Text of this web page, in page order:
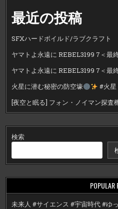
最近の投稿
SFXハードボイルド/ラブクラフト
ヤマトよ永遠に REBEL3199 7＜最
ヤマトよ永遠に REBEL3199 7＜最
火星に潜む秘密の防空壕
#火星
[夜空と眠る] フォン・ノイマン探
検索
POPULAR
未来人 #サイエンス #宇宙時代 #ゆ